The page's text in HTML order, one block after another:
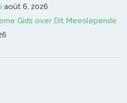
août 6, 2026
Gids over Dit Meeslepende